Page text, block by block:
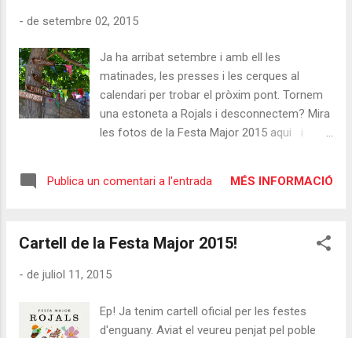
recuperar el color roig com a emblema de
nostre escut. Així que us convidem a portar
alguna cosa vermella amb vosaltres. Pot ser
un barret, una samarreta o unes
espardenyes. Qui no tingui res roig que no
tots! Aquí teniu el programa i aquí el tríptic
- de setembre 02, 2015
Ja ha arribat setembre i amb ell les
matinades, les presses i les cerques al
calendari per trobar el pròxim pont. Tornem
una estoneta a Rojals i desconnectem? Mira
les fotos de la Festa Major 2015 aqui i
afegim envia-les a hola@rojals.cat
Publica un comentari a l'entrada MÉS INFORMACIÓ
Cartell de la Festa Major 2015!
- de juliol 11, 2015
Ep! Ja tenim cartell oficial per les festes
d'enguany. Aviat el veureu penjat pel poble